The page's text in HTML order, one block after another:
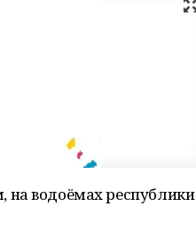
водоёмах республики